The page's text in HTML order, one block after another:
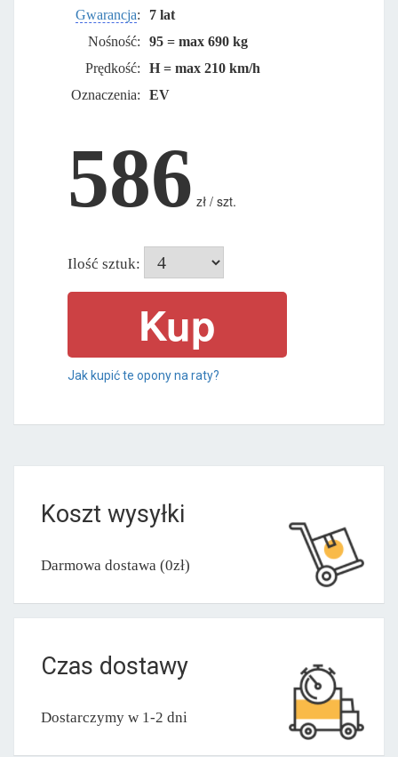
Gwarancja:
7 lat
Nośność:
95 = max 690 kg
Prędkość:
H = max 210 km/h
Oznaczenia:
EV
586 zł / szt.
Ilość sztuk:
Jak kupić te opony na raty?
Koszt wysyłki
Darmowa dostawa (0zł)
Czas dostawy
Dostarczymy w 1-2 dni